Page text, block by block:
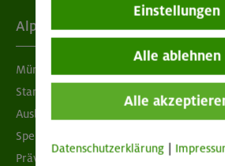
Alpenverein
München & Oberland
Standorte
Ausbildung & Jobs
Spenden
Prävention sexualisierter Gewalt
Einstellungen
Alle ablehnen
Alle
Datenschutzerklärung